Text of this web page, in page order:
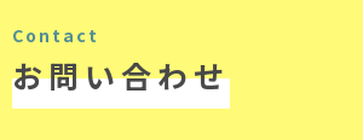
Contact
お問い合わせ